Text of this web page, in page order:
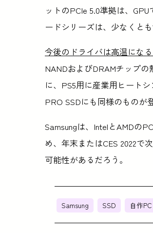
ットのPCIe 5.0準拠は、
ードシリーズは、少なくと
今後のドライバは高温にな
NANDおよびDRAMチップ
に、PS5用に産業用ヒート
PRO SSDにも同様のものが
Samsungは、IntelとAMDの
め、年末またはCES 2022で
可能性があるだろう。
Samsung SSD 自作PC